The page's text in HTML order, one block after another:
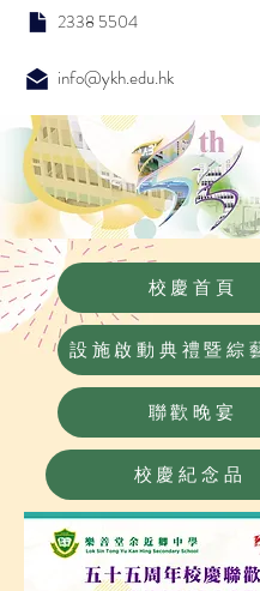
2338 5504
info@ykh.edu.hk
校慶首頁
設施啟動典禮暨綜
聯歡晚宴
校慶紀念品